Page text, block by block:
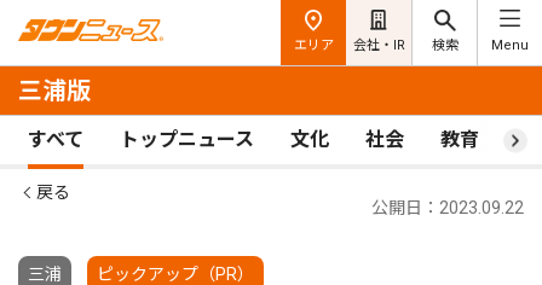
エリア 会社・IR 検索 Menu
三浦版
すべて トップニュース 文化 社会 教育 ス
戻る
三浦 ピックアップ（PR）
公開日：2023.09.22